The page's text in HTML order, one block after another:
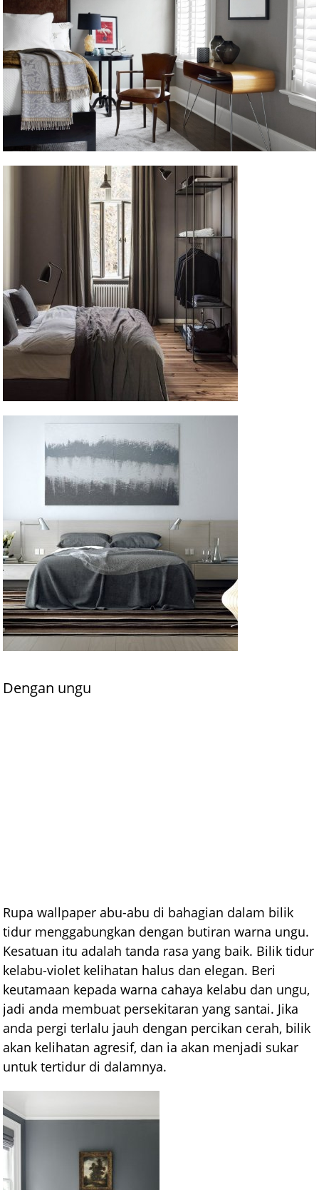
Dengan ungu
Rupa wallpaper abu-abu di bahagian dalam bilik
tidur menggabungkan dengan butiran warna ungu.
Kesatuan itu adalah tanda rasa yang baik. Bilik tidur
kelabu-violet kelihatan halus dan elegan. Beri
keutamaan kepada warna cahaya kelabu dan ungu,
jadi anda membuat persekitaran yang santai. Jika
anda pergi terlalu jauh dengan percikan cerah, bilik
akan kelihatan agresif, dan ia akan menjadi sukar
untuk tertidur di dalamnya.